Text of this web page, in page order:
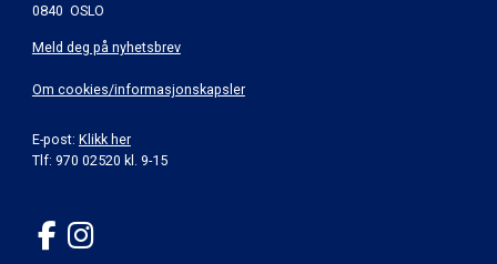
0840 OSLO
Meld deg på nyhetsbrev
Om cookies/informasjonskapsler
E-post: Klikk her
Tlf: 970 02520 kl. 9-15